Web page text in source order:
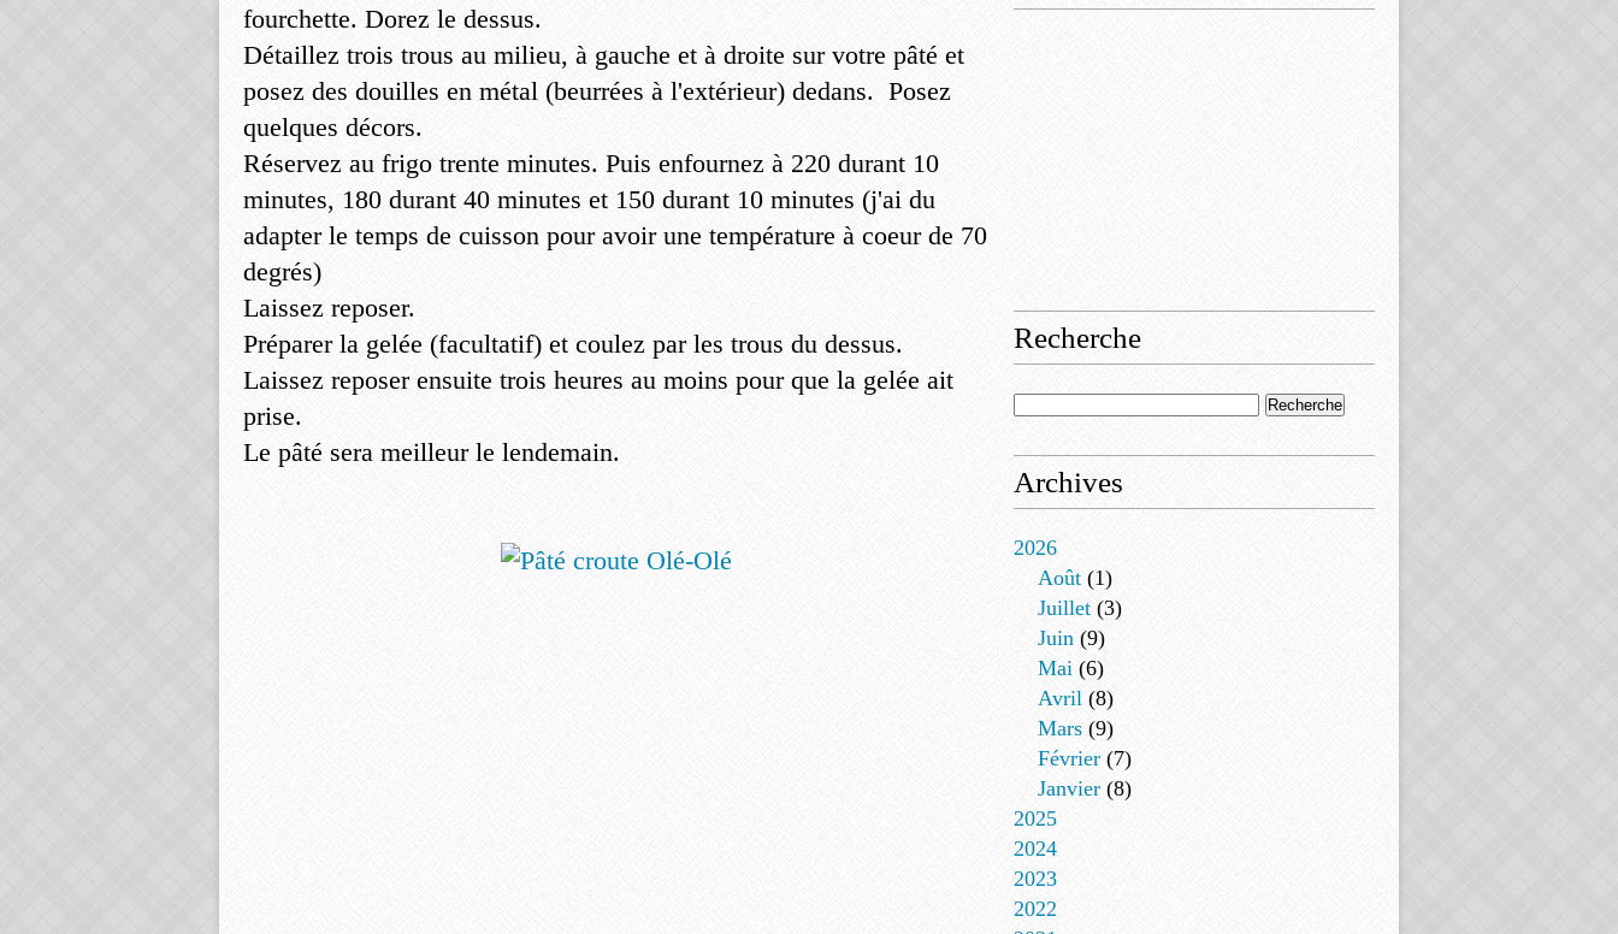
fourchette. Dorez le dessus.
Détaillez trois trous au milieu, à gauche et à droite sur votre pâté et
posez des douilles en métal (beurrées à l'extérieur) dedans. Posez
quelques décors.
Réservez au frigo trente minutes. Puis enfournez à 220 durant 10
minutes, 180 durant 40 minutes et 150 durant 10 minutes (j'ai du
adapter le temps de cuisson pour avoir une température à coeur de 70
degrés)
Laissez reposer.
Préparer la gelée (facultatif) et coulez par les trous du dessus.
Laissez reposer ensuite trois heures au moins pour que la gelée ait
prise.
Le pâté sera meilleur le lendemain.
Recherche
Archives
2026
Août (1)
Juillet (3)
Juin (9)
Mai (6)
Avril (8)
Mars (9)
Février (7)
Janvier (8)
2025
2024
2023
2022